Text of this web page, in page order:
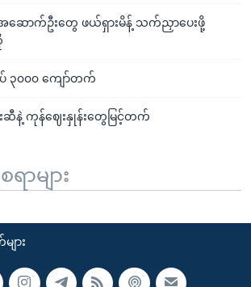
ောက်ဦးတွေ ဖယ်ရှားမိန့် သက်ညှာပေးဖို့
ပ် ၃၀၀၀ ကျော်တက်
န်းဆီနဲ့ ကုန်ဈေးနှုန်းတွေမြင့်တက်
ာများ
ား